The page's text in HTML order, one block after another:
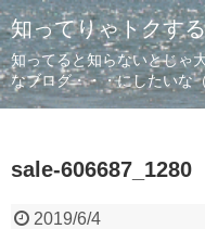
知ってりゃトクす
知ってると知らないとじゃ
なブログ・・・にしたいな
sale-606687_1280
2019/6/4